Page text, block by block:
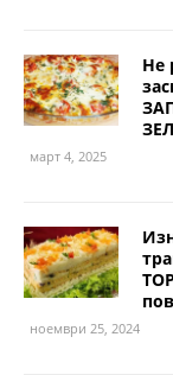
Не
март 4, 2025
ноември 25, 2024